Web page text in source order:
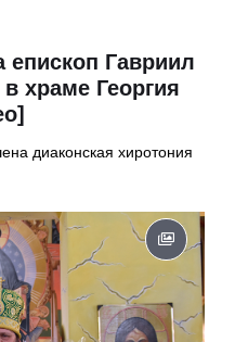
епископ Гавриил
храме Георгия
диаконская хиротония